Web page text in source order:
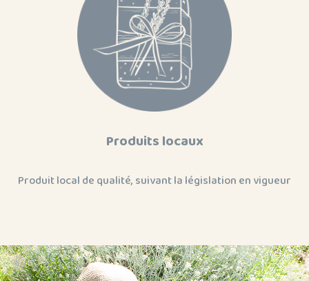
Produits locaux
Produit local de qualité, suivant la législation en vigueur